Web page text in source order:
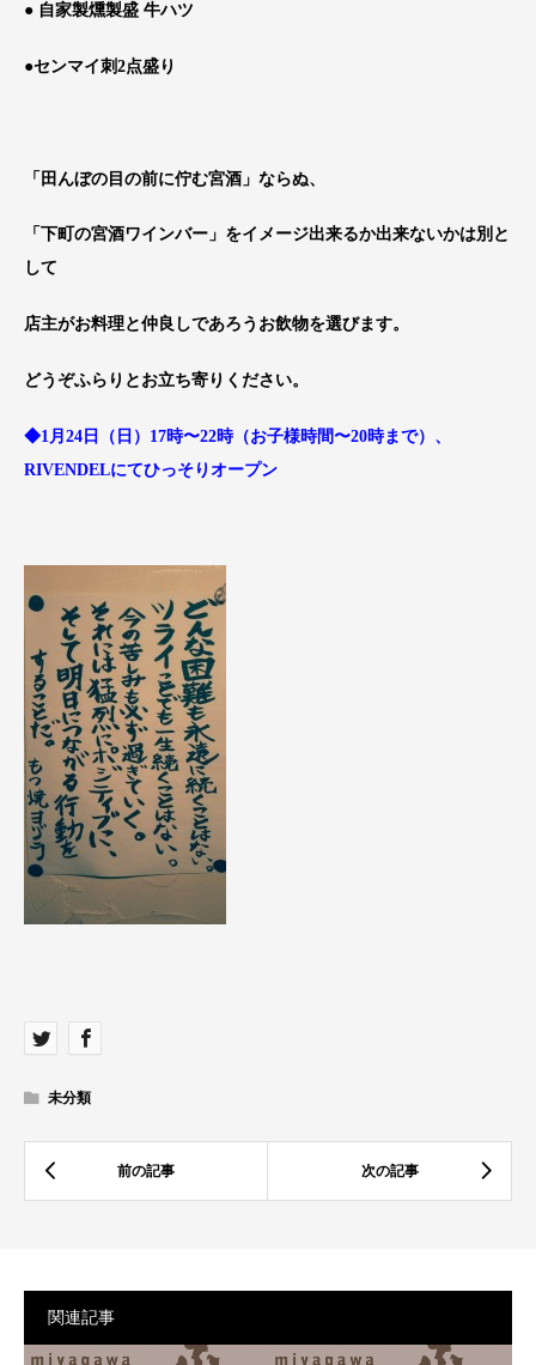
● 自家製燻製盛 牛ハツ
●センマイ刺2点盛り
「田んぼの目の前に佇む宮酒」ならぬ、
「下町の宮酒ワインバー」をイメージ出来るか出来ないかは別と
して
店主がお料理と仲良しであろうお飲物を選びます。
どうぞふらりとお立ち寄りください。
◆1月24日（日）17時〜22時（お子様時間〜20時まで）、
RIVENDELにてひっそりオープン
未分類
関連記事